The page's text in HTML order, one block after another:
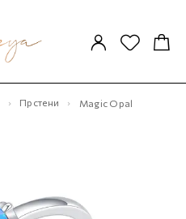
Прстени Magic Opal